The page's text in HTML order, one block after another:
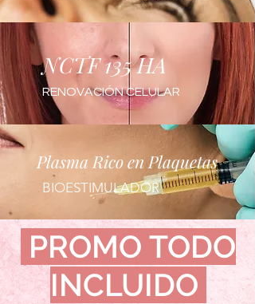
NCTF 135 HA
RENOVACIÓN CELULAR
Plasma Rico en Plaquetas
BIOESTIMULADOR
PROMO TODO
INCLUIDO